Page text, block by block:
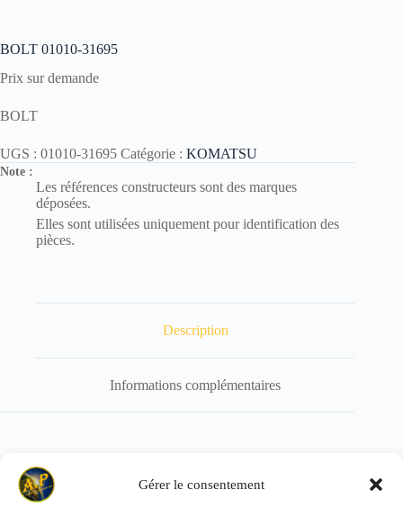
Gérer le consentement
BOLT 01010-31695
Prix sur demande
BOLT
UGS : 01010-31695 Catégorie : KOMATSU
Note :
Les références constructeurs sont des marques
déposées.
Elles sont utilisées uniquement pour identification des
pièces.
Description
Informations complémentaires
Référence de remplacement : 01010-61695